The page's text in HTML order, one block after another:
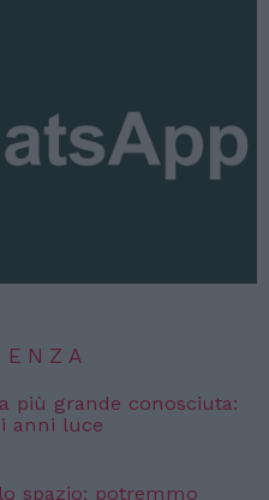
più grande conosciuta:
anni luce
spazio: potremmo